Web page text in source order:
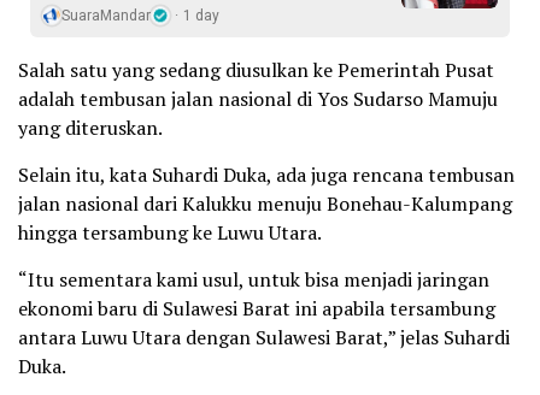
SuaraMandar 1 day
Salah satu yang sedang diusulkan ke Pemerintah Pusat
adalah tembusan jalan nasional di Yos Sudarso Mamuju
yang diteruskan.
Selain itu, kata Suhardi Duka, ada juga rencana tembusan
jalan nasional dari Kalukku menuju Bonehau-Kalumpang
hingga tersambung ke Luwu Utara.
“Itu sementara kami usul, untuk bisa menjadi jaringan
ekonomi baru di Sulawesi Barat ini apabila tersambung
antara Luwu Utara dengan Sulawesi Barat,” jelas Suhardi
Duka.